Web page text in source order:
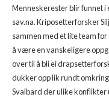
Menneskerester blir funnet i
sav.na. Kriposetterforsker
sammen med et lite team
å være en vanskeligere
over til å bli ei
dukker opp lik rundt
Svalbard der ulike